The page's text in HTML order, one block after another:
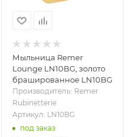
Мыльница Remer
Lounge LN10BG, золото
брашированное LN10BG
Производитель: Remer
Rubinetterie
Артикул: LN10BG
под заказ